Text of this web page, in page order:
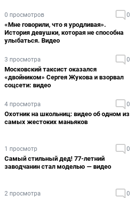
0 просмотров 0
«Мне говорили, что я уродливая».
История девушки, которая не способна
улыбаться. Видео
3 просмотра 0
Московский таксист оказался
«двойником» Сергея Жукова и взорвал
соцсети: видео
4 просмотра 0
Охотник на школьниц: видео об одном из
самых жестоких маньяков
1 просмотр 0
Самый стильный дед! 77-летний
заводчанин стал моделью — видео
2 просмотра 0